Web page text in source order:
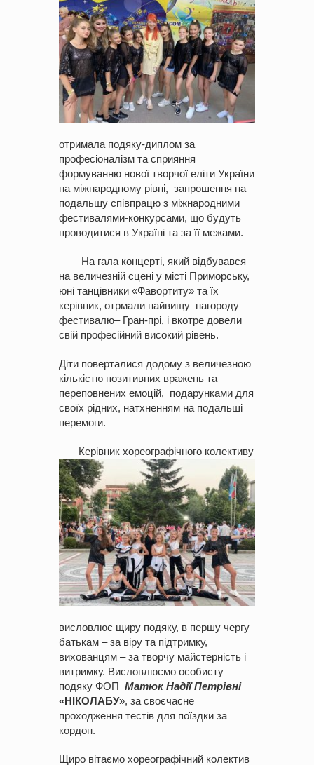
отримала подяку-диплом за
професіоналізм та сприяння
формуванню нової творчої еліти України
на міжнародному рівні, запрошення на
подальшу співпрацю з міжнародними
фестивалями-конкурсами, що будуть
проводитися в Україні та за її межами.
На гала концерті, який відбувався
на величезній сцені у місті Приморську,
юні танцівники «Фавортиту» та їх
керівник, отрмали найвищу нагороду
фестивалю– Гран-прі, і вкотре довели
свій професійний високий рівень.
Діти поверталися додому з величезною
кількістю позитивних вражень та
переповнених емоцій, подарунками для
своїх рідних, натхненням на подальші
перемоги.
Керівник хореографічного колективу
висловлює щиру подяку, в першу чергу
батькам – за віру та підтримку,
вихованцям – за творчу майстерність і
витримку. Висловлюємо особисту
подяку ФОП Матюк Надії Петрівні
«НІКОЛАБУ», за своєчасне
проходження тестів для поїздки за
кордон.
Щиро вітаємо хореографічний колектив